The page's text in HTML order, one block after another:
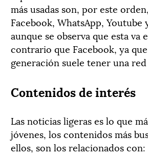
más usadas son, por este
Facebook, WhatsApp, Youtube
aunque se observa que esta va
contrario que Facebook, ya
generación suele tener una
Contenidos de interés
Las noticias ligeras es lo que
jóvenes, los contenidos más
ellos, son los relacionados con: